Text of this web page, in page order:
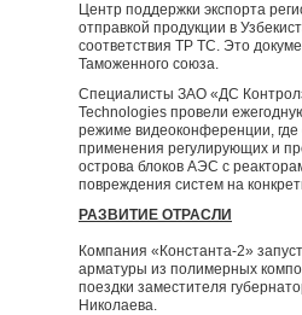
Центр поддержки экспорта
отправкой продукции в
соответствия ТР ТС. Это
Таможенного союза.
Специалисты ЗАО «ДС
Technologies провели
режиме видеоконференции,
применения регулирующих и
острова блоков АЭС с
повреждения систем на
РАЗВИТИЕ ОТРАСЛИ
Компания «Константа-2»
арматуры из полимерных
поездки заместителя
Николаева.